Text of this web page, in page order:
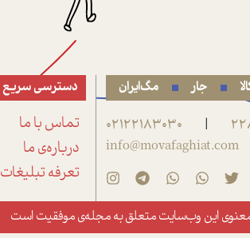
جار مگ‌ایران
|
02122183030
info@movafaghiat.com
دسترسی سریع
تماس با ما
درباره‌ی ما
تعرفه تبلیغات
این وب‌سایت متعلق بهمجله‌ی موفقیتاست